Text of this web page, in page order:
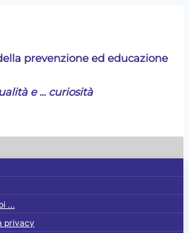
prevenzione ed educazione
e ... curiosità
…
privacy